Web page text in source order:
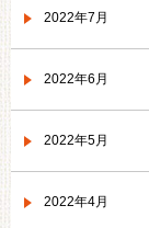
2022年7月
2022年6月
2022年5月
2022年4月